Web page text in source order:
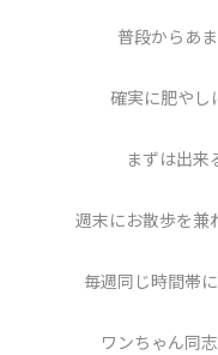
普段からあ
確実に肥やし
まずは出来
週末にお散歩を兼
毎週同じ時間帯
ワンちゃん同